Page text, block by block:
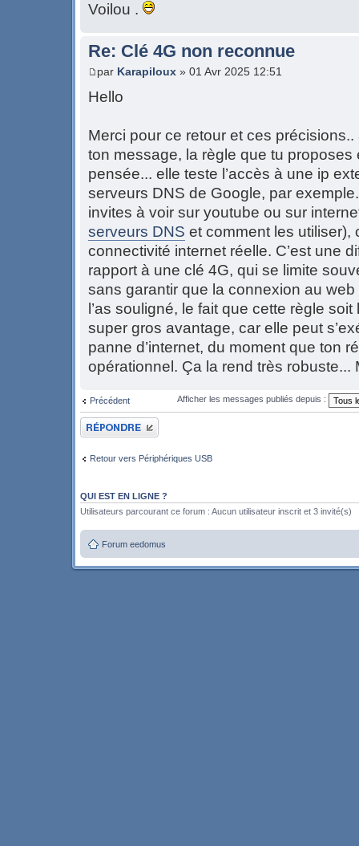
Voilou .
Re: Clé 4G non reconnue
par Karapiloux » 01 Avr 2025 12:51
Hello
Merci pour ce retour et ces
ton message, la règle que tu proposes
pensée... elle teste l’accès à une ip
serveurs DNS de Google, par
invites à voir sur youtube ou sur
serveurs DNS et comment les utiliser),
connectivité internet réelle. C’est une
rapport à une clé 4G, qui se limite
sans garantir que la connexion au
l’as souligné, le fait que cette règle
super gros avantage, car elle peut
panne d’internet, du moment que ton
opérationnel. Ça la rend très robuste...
Précédent Afficher les messages publiés depuis :
Publier une réponse
Retour vers Périphériques USB
QUI EST EN LIGNE ?
Utilisateurs parcourant ce forum : Aucun utilisateur inscrit et 3 invité(s)
Forum eedomus